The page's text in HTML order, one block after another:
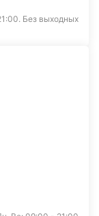
Без выходных